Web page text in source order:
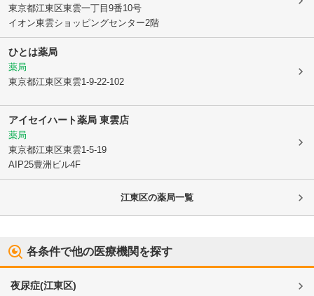
東京都江東区東雲一丁目9番10号
イオン東雲ショッピングセンター2階
ひとは薬局
薬局
東京都江東区東雲1-9-22-102
アイセイハート薬局 東雲店
薬局
東京都江東区東雲1-5-19
AIP25豊洲ビル4F
江東区の薬局一覧
各条件で他の医療機関を探す
夜尿症(江東区)